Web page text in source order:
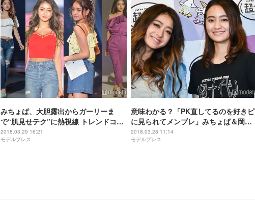
みちょぱ、大胆露出からガーリーま
で“肌見せテク”に熱視線 トレンドコー
デを真似したい
2018.03.29 16:21
モデルプレス
意味わかる？「PK直してるのを好きピ
に見られてメンブレ」みちょぱ＆岡田
結実がイマドキの若者言葉を解説
2018.03.28 11:14
モデルプレス